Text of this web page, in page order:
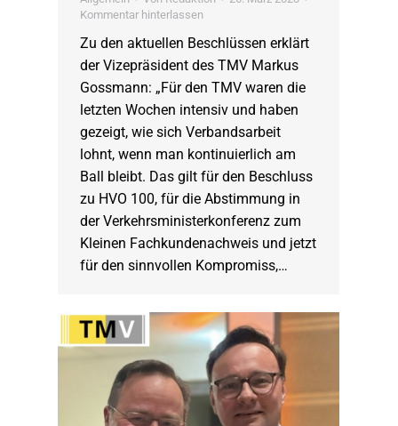
Kommentar hinterlassen
Zu den aktuellen Beschlüssen erklärt
der Vizepräsident des TMV Markus
Gossmann: „Für den TMV waren die
letzten Wochen intensiv und haben
gezeigt, wie sich Verbandsarbeit
lohnt, wenn man kontinuierlich am
Ball bleibt. Das gilt für den Beschluss
zu HVO 100, für die Abstimmung in
der Verkehrsministerkonferenz zum
Kleinen Fachkundenachweis und jetzt
für den sinnvollen Kompromiss,…